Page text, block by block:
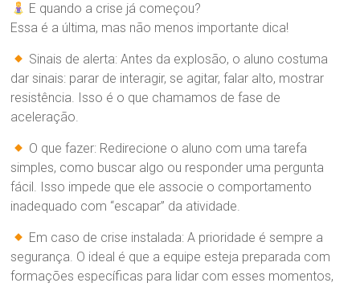
E quando a crise já começou?
Essa é a última, mas não menos importante dica!
Sinais de alerta: Antes da explosão, o aluno costuma
dar sinais: parar de interagir, se agitar, falar alto, mostrar
resistência. Isso é o que chamamos de fase de
aceleração.
O que fazer: Redirecione o aluno com uma tarefa
simples, como buscar algo ou responder uma pergunta
fácil. Isso impede que ele associe o comportamento
inadequado com “escapar” da atividade.
Em caso de crise instalada: A prioridade é sempre a
segurança. O ideal é que a equipe esteja preparada com
formações específicas para lidar com esses momentos,